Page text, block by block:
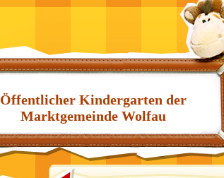
Öffentlicher Kindergarten der
Marktgemeinde Wolfau